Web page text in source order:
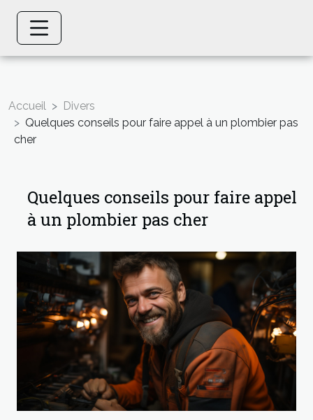
Accueil
Divers
Quelques conseils pour faire appel à un plombier pas
cher
Quelques conseils pour faire appel
à un plombier pas cher